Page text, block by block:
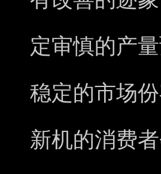
定审慎的产
稳定的市场
新机的消费